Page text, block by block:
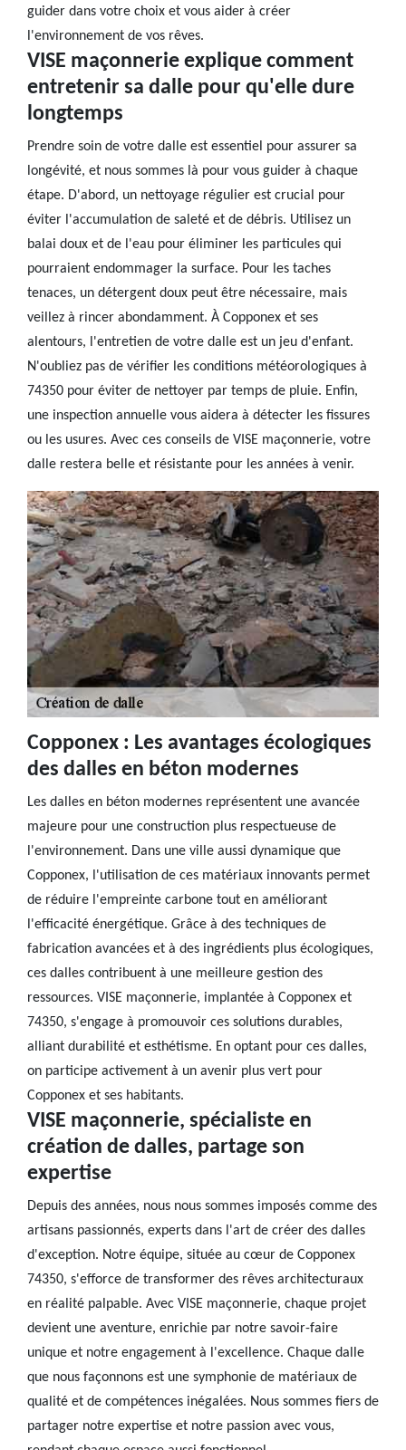
guider dans votre choix et vous aider à créer
l'environnement de vos rêves.
VISE maçonnerie explique comment
entretenir sa dalle pour qu'elle dure
longtemps
Prendre soin de votre dalle est essentiel pour assurer sa
longévité, et nous sommes là pour vous guider à chaque
étape. D'abord, un nettoyage régulier est crucial pour
éviter l'accumulation de saleté et de débris. Utilisez un
balai doux et de l'eau pour éliminer les particules qui
pourraient endommager la surface. Pour les taches
tenaces, un détergent doux peut être nécessaire, mais
veillez à rincer abondamment. À Copponex et ses
alentours, l'entretien de votre dalle est un jeu d'enfant.
N'oubliez pas de vérifier les conditions météorologiques à
74350 pour éviter de nettoyer par temps de pluie. Enfin,
une inspection annuelle vous aidera à détecter les fissures
ou les usures. Avec ces conseils de VISE maçonnerie, votre
dalle restera belle et résistante pour les années à venir.
Copponex : Les avantages écologiques
des dalles en béton modernes
Les dalles en béton modernes représentent une avancée
majeure pour une construction plus respectueuse de
l'environnement. Dans une ville aussi dynamique que
Copponex, l'utilisation de ces matériaux innovants permet
de réduire l'empreinte carbone tout en améliorant
l'efficacité énergétique. Grâce à des techniques de
fabrication avancées et à des ingrédients plus écologiques,
ces dalles contribuent à une meilleure gestion des
ressources. VISE maçonnerie, implantée à Copponex et
74350, s'engage à promouvoir ces solutions durables,
alliant durabilité et esthétisme. En optant pour ces dalles,
on participe activement à un avenir plus vert pour
Copponex et ses habitants.
VISE maçonnerie, spécialiste en
création de dalles, partage son
expertise
Depuis des années, nous nous sommes imposés comme des
artisans passionnés, experts dans l'art de créer des dalles
d'exception. Notre équipe, située au cœur de Copponex
74350, s'efforce de transformer des rêves architecturaux
en réalité palpable. Avec VISE maçonnerie, chaque projet
devient une aventure, enrichie par notre savoir-faire
unique et notre engagement à l'excellence. Chaque dalle
que nous façonnons est une symphonie de matériaux de
qualité et de compétences inégalées. Nous sommes fiers de
partager notre expertise et notre passion avec vous,